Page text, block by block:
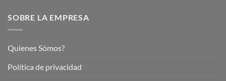
SOBRE LA EMPRESA
Quienes Sómos?
Política de privacidad